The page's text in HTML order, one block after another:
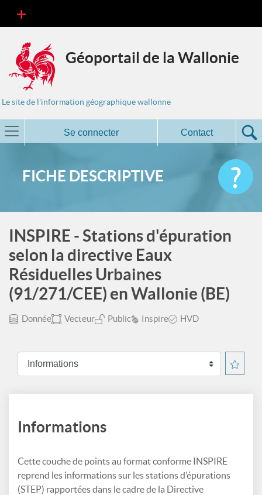
Géoportail de la Wallonie
Le site de l'information géographique wallonne
Se connecter Contact
FICHE DESCRIPTIVE
INSPIRE - Stations d'épuration
selon la directive Eaux
Résiduelles Urbaines
(91/271/CEE) en Wallonie (BE)
Donnée Vecteur Public Inspire HVD
Informations
Cette couche de points au format conforme INSPIRE
reprend les informations sur les stations d’épurations
(STEP) rapportées dans le cadre de la Directive